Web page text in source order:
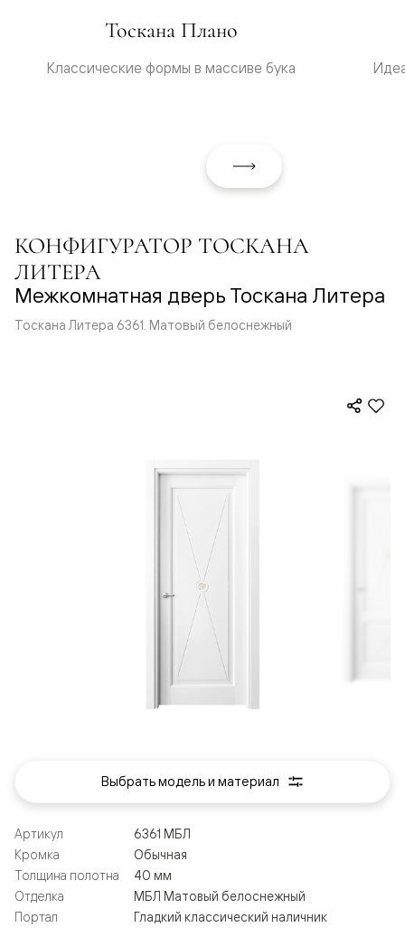
Тоскана Плано
Классические формы в массиве бука
КОНФИГУРАТОР ТОСКАНА
ЛИТЕРА
Межкомнатная дверь Тоскана Литера
Тоскана Литера 6361. Матовый белоснежный
Артикул
6361 МБЛ
Кромка
Обычная
Толщина полотна
40 мм
Отделка
МБЛ Матовый белоснежный
Портал
Гладкий классический наличник
Выбрать модель и материал